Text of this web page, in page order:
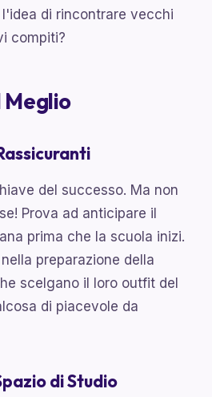
di rincontrare vecchi
compiti?
Meglio
del successo. Ma non
Prova ad anticipare il
prima che la scuola inizi.
nella preparazione della
scelgano il loro outfit del
di piacevole da
di Studio